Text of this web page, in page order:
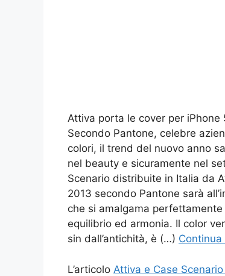
Attiva porta le cover per
Secondo Pantone, celebre
colori, il trend del nuovo anno
nel beauty e sicuramente nel
Scenario distribuite in Italia da
2013 secondo Pantone sarà
che si amalgama
equilibrio ed armonia. Il color
sin dall’antichità, è (…) Continua
L’articolo Attiva e Case